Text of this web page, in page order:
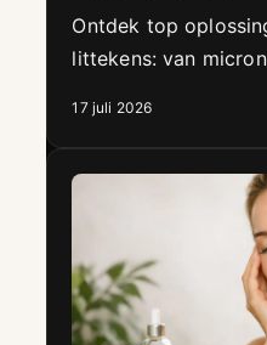
Ontdek top
littekens: van
gladdere, egalere
17 juli 2026